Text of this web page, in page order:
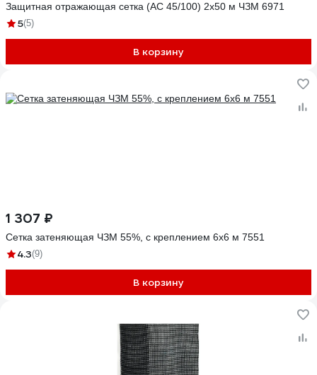
Защитная отражающая сетка (АС 45/100) 2х50 м ЧЗМ 6971
5(5)
В корзину
1 307 ₽
Сетка затеняющая ЧЗМ 55%, с креплением 6x6 м 7551
4.3(9)
В корзину